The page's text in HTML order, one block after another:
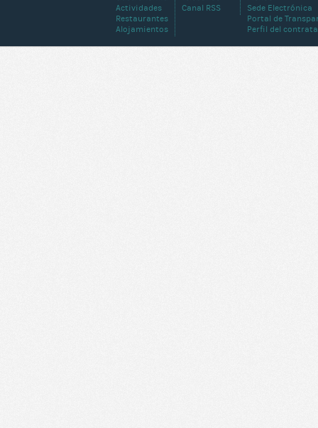
Sede Electrónica
Portal de
Perfil del
Canal RSS
Actividades
Restaurantes
Alojamientos